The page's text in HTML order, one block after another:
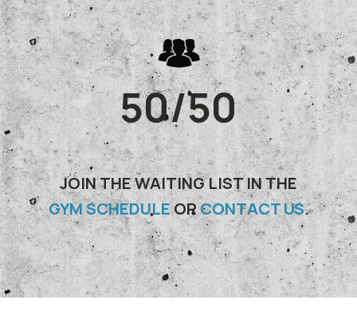
50/50
JOIN THE WAITING LIST IN THE
GYM SCHEDULEORCONTACT US.